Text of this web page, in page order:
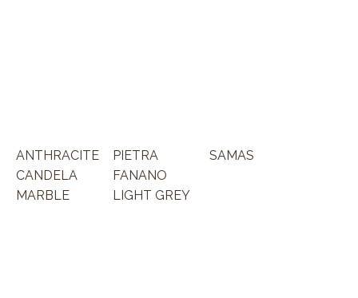
ANTHRACITE
CANDELA
MARBLE
PIETRA
FANANO
LIGHT GREY
SAMAS